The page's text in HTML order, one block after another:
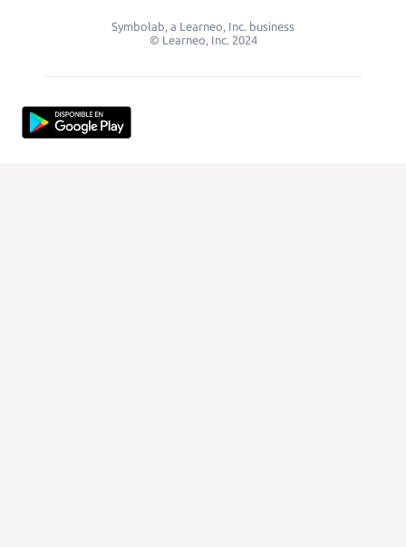
Symbolab, a Learneo, Inc. business
© Learneo, Inc. 2024